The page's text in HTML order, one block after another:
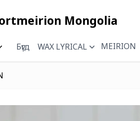
Mongolia
Бүгд WAX LYRICAL MEIRION